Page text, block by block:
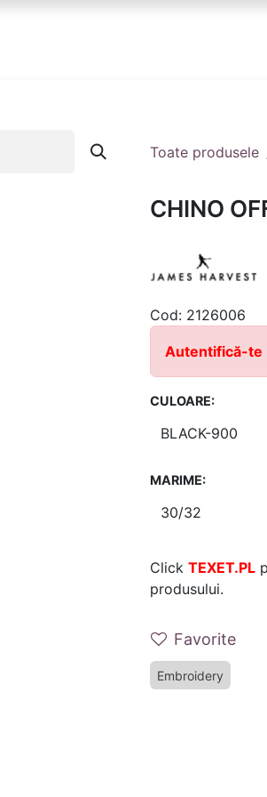
Toate produsele
CHINO
Cod: 2126006
Autentifică-te
CULOARE:
MARIME:
Click TEXET.PL
produsului.
Favorite
Embroidery